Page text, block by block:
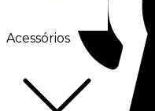
Acessórios